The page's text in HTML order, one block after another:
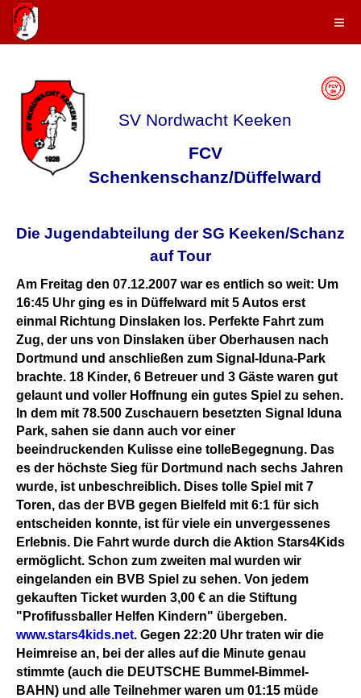
SV Nordwacht Keeken
FCV
Schenkenschanz/Düffelward
Die Jugendabteilung der SG Keeken/Schanz
auf Tour
Am Freitag den 07.12.2007 war es entlich so weit: Um
16:45 Uhr ging es in Düffelward mit 5 Autos erst
einmal Richtung Dinslaken los. Perfekte Fahrt zum
Zug, der uns von Dinslaken über Oberhausen nach
Dortmund und anschließen zum Signal-Iduna-Park
brachte. 18 Kinder, 6 Betreuer und 3 Gäste waren gut
gelaunt und voller Hoffnung ein gutes Spiel zu sehen.
In dem mit 78.500 Zuschauern besetzten Signal Iduna
Park, sahen sie dann auch vor einer
beeindruckenden Kulisse eine tolleBegegnung. Das
es der höchste Sieg für Dortmund nach sechs Jahren
wurde, ist unbeschreiblich. Dises tolle Spiel mit 7
Toren, das der BVB gegen Bielfeld mit 6:1 für sich
entscheiden konnte, ist für viele ein unvergessenes
Erlebnis. Die Fahrt wurde durch die Aktion Stars4Kids
ermöglicht. Schon zum zweiten mal wurden wir
eingelanden ein BVB Spiel zu sehen. Von jedem
gekauften Ticket wurden 3,00 € an die Stiftung
"Profifussballer Helfen Kindern" übergeben.
www.stars4kids.net. Gegen 22:20 Uhr traten wir die
Heimreise an, bei der alles auf die Minute genau
stimmte (auch die DEUTSCHE Bummel-Bimmel-
BAHN) und alle Teilnehmer waren um 01:15 müde